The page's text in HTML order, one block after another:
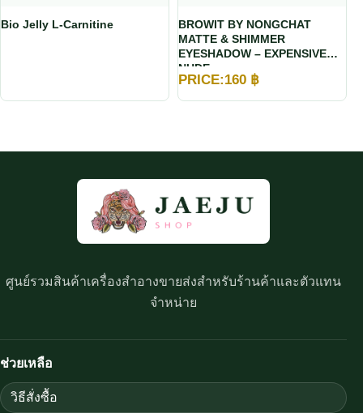
Bio Jelly L-Carnitine
BROWIT BY NONGCHAT
MATTE & SHIMMER
EYESHADOW – EXPENSIVE
NUDE
PRICE:160 ฿
ศูนย์รวมสินค้าเครื่องสำอางขายส่งสำหรับร้านค้าและตัวแทน
จำหน่าย
ช่วยเหลือ
วิธีสั่งซื้อ